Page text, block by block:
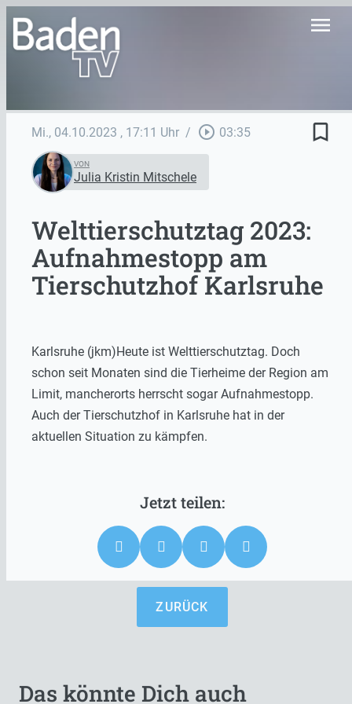
menu
Mi., 04.10.2023 , 17:11 Uhr / play_circle_outline 03:35 bookmark_border
VON
Julia Kristin Mitschele
Welttierschutztag 2023:
Aufnahmestopp am
Tierschutzhof Karlsruhe
Karlsruhe (jkm)Heute ist Welttierschutztag. Doch
schon seit Monaten sind die Tierheime der Region am
Limit, mancherorts herrscht sogar Aufnahmestopp.
Auch der Tierschutzhof in Karlsruhe hat in der
aktuellen Situation zu kämpfen.
ZURÜCK
Das könnte Dich auch